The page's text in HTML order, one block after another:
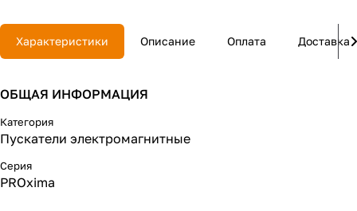
возникающих при обрыве одной
из фаз.
Характеристики Описание Оплата Доставка
ОБЩАЯ ИНФОРМАЦИЯ
Категория
Пускатели электромагнитные
Серия
PROxima